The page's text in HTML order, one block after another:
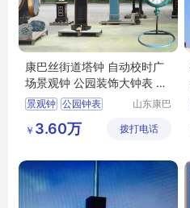
康巴丝街道塔钟 自动校时广
场景观钟 公园装饰大钟表 花
钟
景观钟 公园钟表
山东康巴
限公司
￥ 3.60万 拨打电话